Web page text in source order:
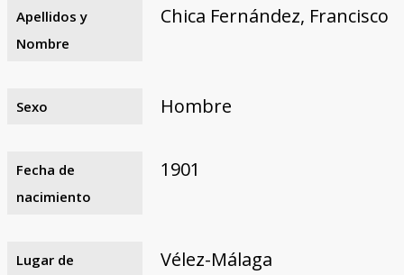
Razones y objetivos
El equipo
Colaboradores
Fuentes documentales
Apellidos y
Nombre
Chica Fernández, Francisco
Sexo Hombre
Fecha de
nacimiento
1901
Lugar de
Vélez-Málaga